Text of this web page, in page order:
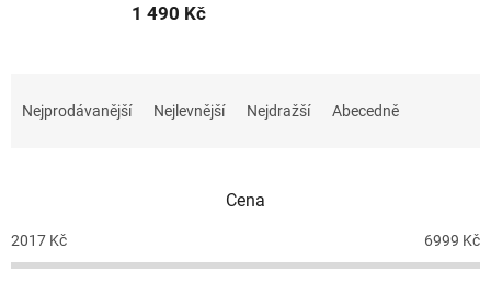
1 490 Kč
p
r
Nejprodávanější Nejlevnější Nejdražší Abecedně
Cena
2017 Kč 6999 Kč